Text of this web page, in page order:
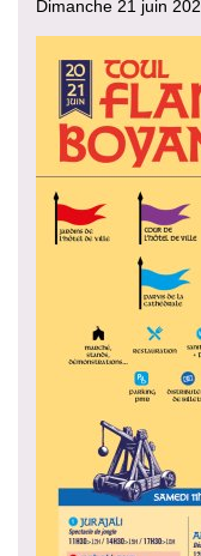
Dimanche 21 juin